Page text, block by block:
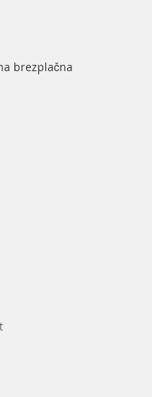
brezplačna